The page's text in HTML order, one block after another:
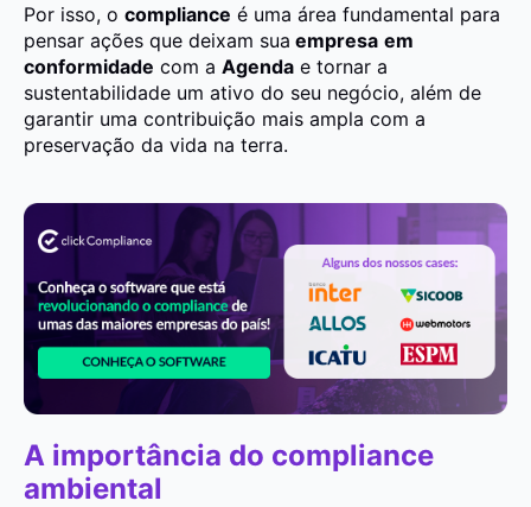
Por isso, o compliance é uma área fundamental para
pensar ações que deixam sua empresa em
conformidade com a Agenda e tornar a
sustentabilidade um ativo do seu negócio, além de
garantir uma contribuição mais ampla com a
preservação da vida na terra.
A importância do compliance
ambiental